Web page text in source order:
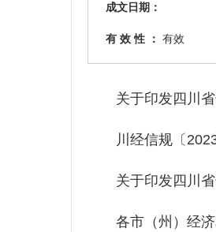
成文日期：
有 效 性 ： 有效
关于印发四川省
川经信规〔
关于印发四川省
各市（州）经济